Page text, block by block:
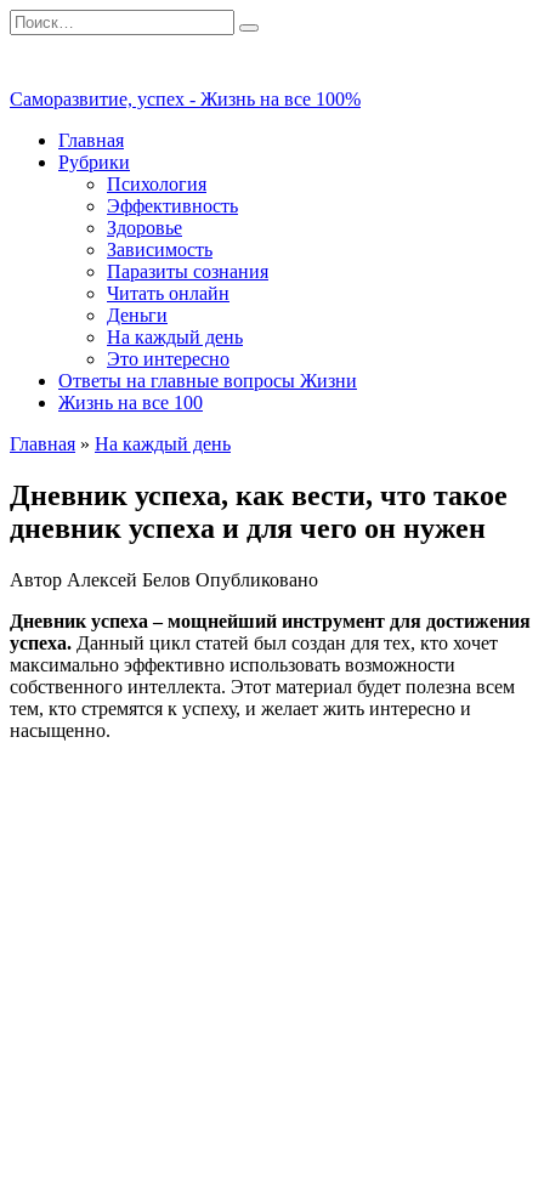
Перейти
к
Search
for:
Саморазвитие, успех - Жизнь на все 100%
Главная
Рубрики
Психология
Эффективность
Здоровье
Зависимость
Паразиты сознания
Читать онлайн
Деньги
На каждый день
Это интересно
Ответы на главные вопросы Жизни
Жизнь на все 100
Главная » На каждый день
Дневник успеха, как вести, что такое
дневник успеха и для чего он нужен
Автор Алексей Белов Опубликовано
Дневник успеха – мощнейший инструмент для достижения
успеха. Данный цикл статей был создан для тех, кто хочет
максимально эффективно использовать возможности
собственного интеллекта. Этот материал будет полезна всем
тем, кто стремятся к успеху, и желает жить интересно и
насыщенно.